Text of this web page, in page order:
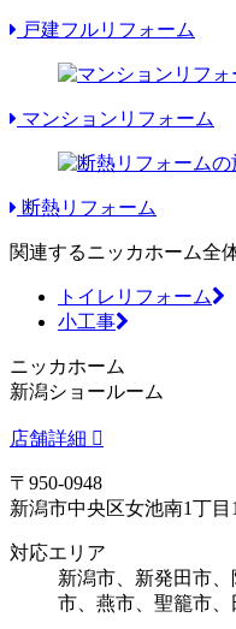
戸建フルリフォーム
マンションリフォーム
断熱リフォーム
関連するニッカホーム全
トイレリフォーム
小工事
ニッカホーム
新潟ショールーム
店舗詳細
〒950-0948
新潟市中央区女池南1丁目
対応エリア
新潟市、新発田市
市、燕市、聖籠市